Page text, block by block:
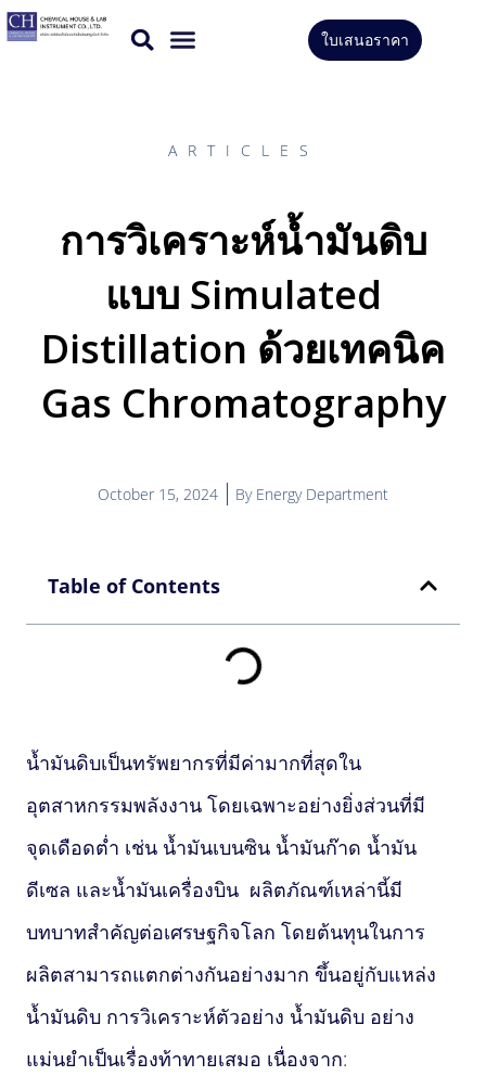
Skip
to
ใบเสนอราคา
ARTICLES
การวิเคราะห์น้ำมันดิบ
แบบ Simulated
Distillation ด้วยเทคนิค
Gas Chromatography
October 15, 2024 ByEnergy Department
Table of Contents
น้ำมันดิบเป็นทรัพยากรที่มีค่ามากที่สุดใน
อุตสาหกรรมพลังงาน โดยเฉพาะอย่างยิ่งส่วนที่มี
จุดเดือดต่ำ เช่น น้ำมันเบนซิน น้ำมันก๊าด น้ำมัน
ดีเซล และน้ำมันเครื่องบิน ผลิตภัณฑ์เหล่านี้มี
บทบาทสำคัญต่อเศรษฐกิจโลก โดยต้นทุนในการ
ผลิตสามารถแตกต่างกันอย่างมาก ขึ้นอยู่กับแหล่ง
น้ำมันดิบ การวิเคราะห์ตัวอย่าง น้ำมันดิบ อย่าง
แม่นยำเป็นเรื่องท้าทายเสมอ เนื่องจาก: